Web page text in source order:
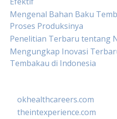
Mengenal Bahan Baku
Proses Produksinya
Penelitian Terbaru tentang
Mengungkap Inovasi
Tembakau di Indonesia
okhealthcareers.com
theintexperience.com